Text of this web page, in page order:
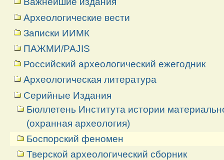
Археологические вести
Записки ИИМК
ПАЖМИ/PAJIS
Российский археологический ежегодник
Археологическая литература
Серийные Издания
Бюллетень Института истории
(охранная археология)
Боспорский феномен
Тверской археологический сборник